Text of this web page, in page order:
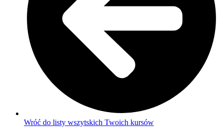
Wróć do listy wszytskich Twoich kursów